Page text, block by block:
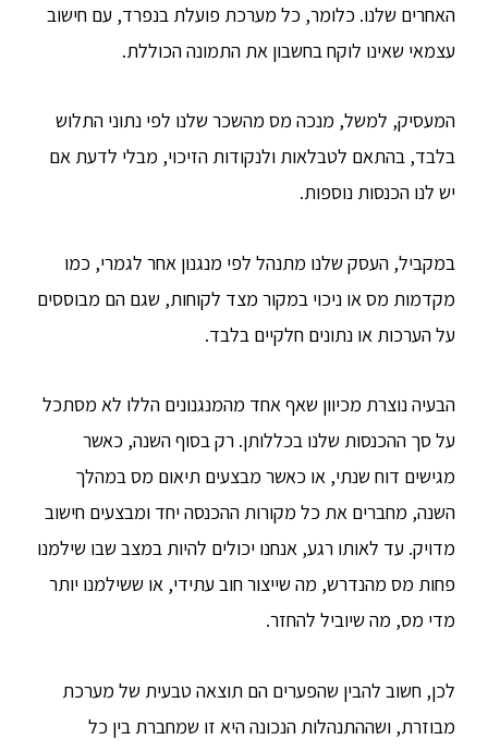
האחרים שלנו. כלומר, כל מערכת פועלת בנפרד, עם חישוב
עצמאי שאינו לוקח בחשבון את התמונה הכוללת.
המעסיק, למשל, מנכה מס מהשכר שלנו לפי נתוני התלוש
בלבד, בהתאם לטבלאות ולנקודות הזיכוי, מבלי לדעת אם
יש לנו הכנסות נוספות.
במקביל, העסק שלנו מתנהל לפי מנגנון אחר לגמרי, כמו
מקדמות מס או ניכוי במקור מצד לקוחות, שגם הם מבוססים
על הערכות או נתונים חלקיים בלבד.
הבעיה נוצרת מכיוון שאף אחד מהמנגנונים הללו לא מסתכל
על סך ההכנסות שלנו בכללותן. רק בסוף השנה, כאשר
מגישים דוח שנתי, או כאשר מבצעים תיאום מס במהלך
השנה, מחברים את כל מקורות ההכנסה יחד ומבצעים חישוב
מדויק. עד לאותו רגע, אנחנו יכולים להיות במצב שבו שילמנו
פחות מס מהנדרש, מה שייצור חוב עתידי, או ששילמנו יותר
מדי מס, מה שיוביל להחזר.
לכן, חשוב להבין שהפערים הם תוצאה טבעית של מערכת
מבוזרת, ושההתנהלות הנכונה היא זו שמחברת בין כל